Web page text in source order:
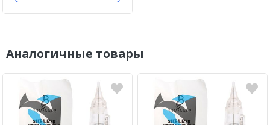
Аналогичные товары